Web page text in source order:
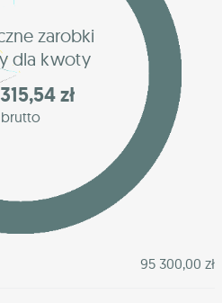
zarobki
dla kwoty
zł
brutto
95 300,00 zł